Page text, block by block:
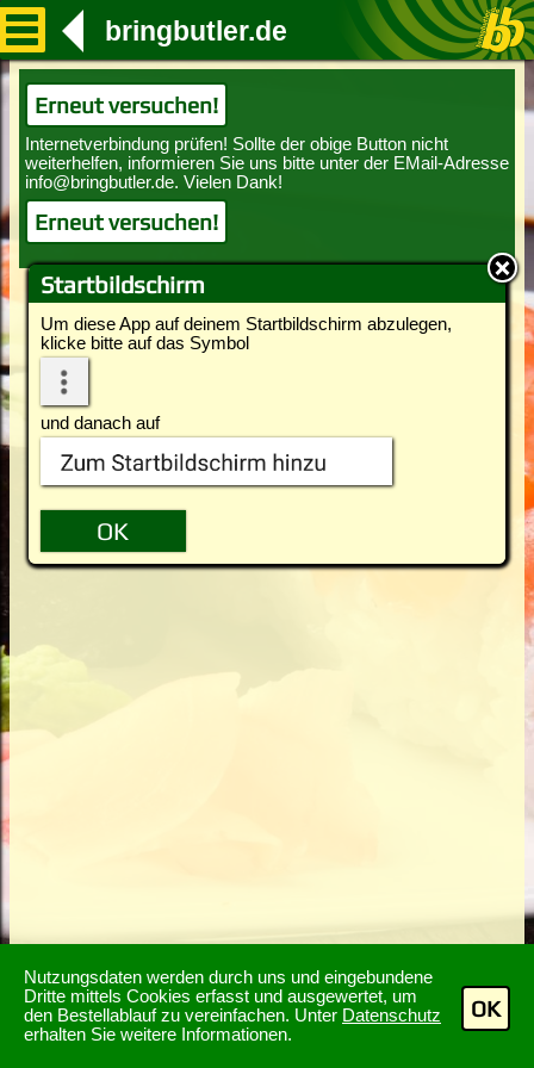
Nutzungsdaten werden durch uns und eingebundene
Dritte mittels Cookies erfasst und ausgewertet, um
den Bestellablauf zu vereinfachen. Unter Datenschutz
erhalten Sie weitere Informationen.
OK
Startbildschirm
Um diese App auf deinem Startbildschirm abzulegen,
klicke bitte auf das Symbol
und danach auf
bringbutler.de
Erneut versuchen!
Erneut versuchen!